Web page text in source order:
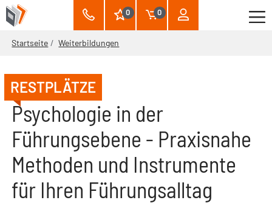
0 0
Startseite Weiterbildungen
RESTPLÄTZE
Psychologie in der
Führungsebene - Praxisnahe
Methoden und Instrumente
für Ihren Führungsalltag